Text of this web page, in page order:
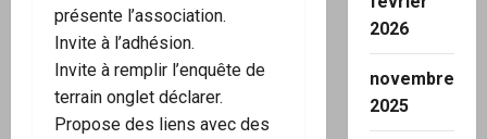
présente l’association.
Invite à l’adhésion.
Invite à remplir l’enquête de
terrain onglet déclarer.
Propose des liens avec des
2026
novembre
2025